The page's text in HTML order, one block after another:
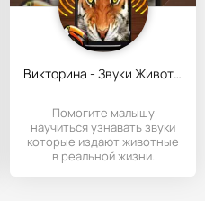
Викторина - Звуки Животных
Помогите малышу
научиться узнавать звуки
которые издают животные
в реальной жизни.